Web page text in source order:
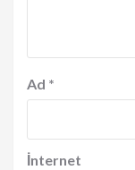
Ad *
İnternet